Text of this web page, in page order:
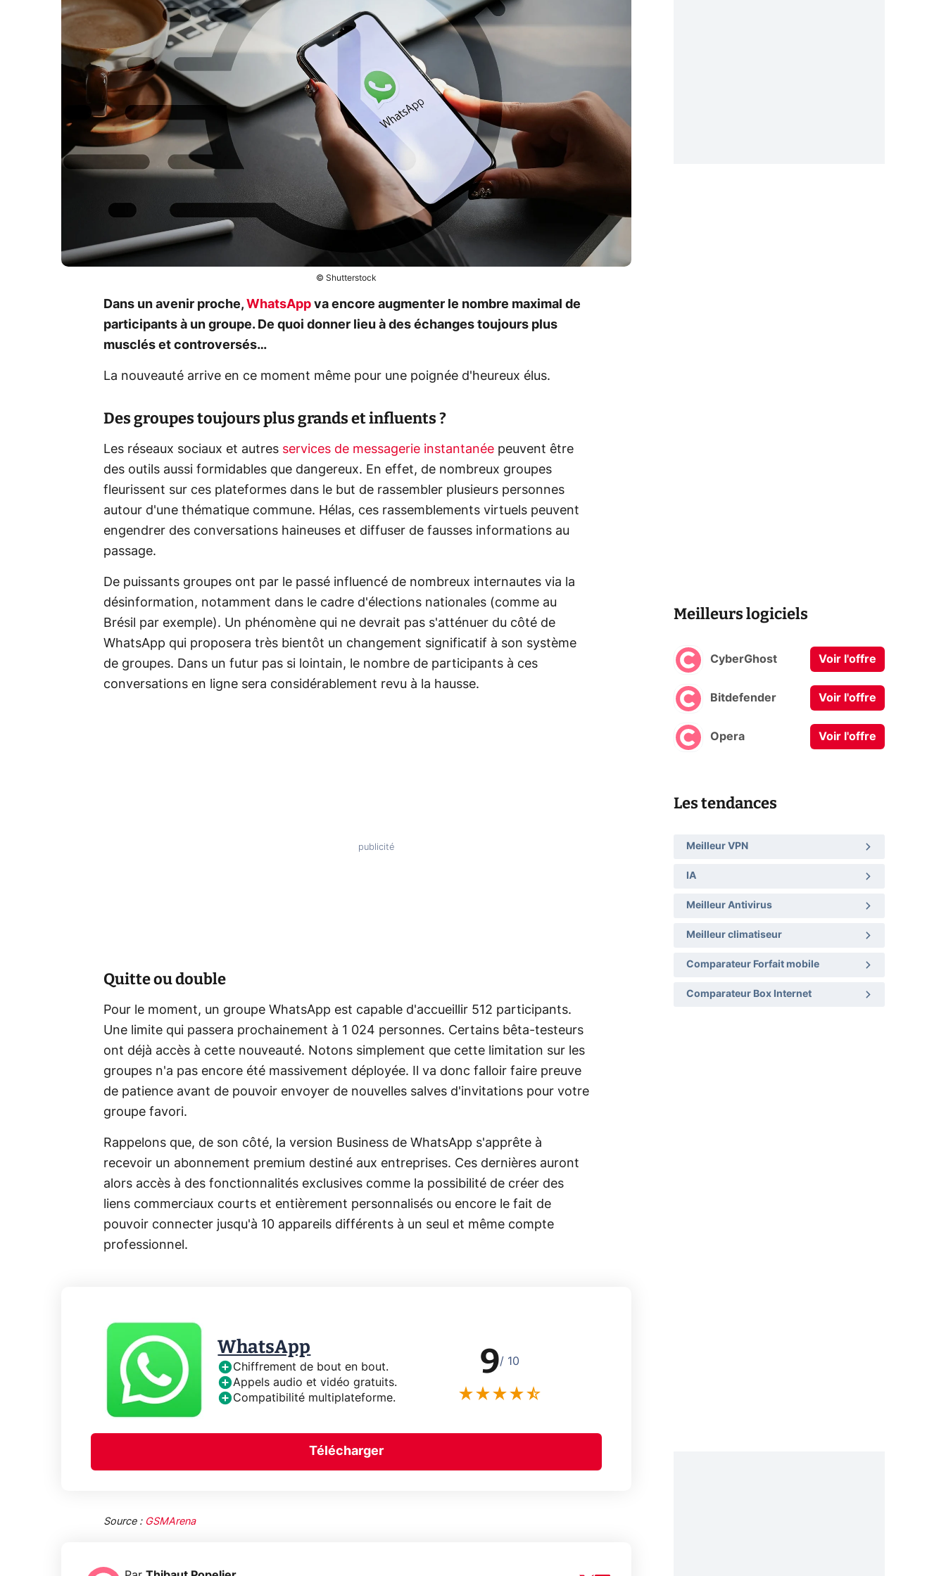
© Shutterstock
Dans un avenir proche, WhatsApp va encore augmenter le nombre maximal de
participants à un groupe. De quoi donner lieu à des échanges toujours plus
musclés et controversés…
La nouveauté arrive en ce moment même pour une poignée d'heureux élus.
Des groupes toujours plus grands et influents ?
Les réseaux sociaux et autres services de messagerie instantanée peuvent être
des outils aussi formidables que dangereux. En effet, de nombreux groupes
fleurissent sur ces plateformes dans le but de rassembler plusieurs personnes
autour d'une thématique commune. Hélas, ces rassemblements virtuels peuvent
engendrer des conversations haineuses et diffuser de fausses informations au
passage.
De puissants groupes ont par le passé influencé de nombreux internautes via la
désinformation, notamment dans le cadre d'élections nationales (comme au
Brésil par exemple). Un phénomène qui ne devrait pas s'atténuer du côté de
WhatsApp qui proposera très bientôt un changement significatif à son système
de groupes. Dans un futur pas si lointain, le nombre de participants à ces
conversations en ligne sera considérablement revu à la hausse.
Quitte ou double
Pour le moment, un groupe WhatsApp est capable d'accueillir 512 participants.
Une limite qui passera prochainement à 1 024 personnes. Certains bêta-testeurs
ont déjà accès à cette nouveauté. Notons simplement que cette limitation sur les
groupes n'a pas encore été massivement déployée. Il va donc falloir faire preuve
de patience avant de pouvoir envoyer de nouvelles salves d'invitations pour votre
groupe favori.
Rappelons que, de son côté, la version Business de WhatsApp s'apprête à
recevoir un abonnement premium destiné aux entreprises. Ces dernières auront
alors accès à des fonctionnalités exclusives comme la possibilité de créer des
liens commerciaux courts et entièrement personnalisés ou encore le fait de
pouvoir connecter jusqu'à 10 appareils différents à un seul et même compte
professionnel.
WhatsApp
Chiffrement de bout en bout.
Appels audio et vidéo gratuits.
Compatibilité multiplateforme.
9/ 10
Télécharger
Source : GSMArena
Meilleurs logiciels
CyberGhost Voir l'offre
Bitdefender Voir l'offre
Opera Voir l'offre
Les tendances
Meilleur VPN
IA
Meilleur Antivirus
Meilleur climatiseur
Comparateur Forfait mobile
Comparateur Box Internet